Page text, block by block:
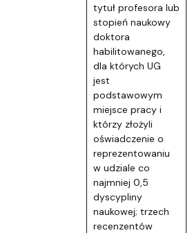
tytuł profesora lub
stopień naukowy
doktora
habilitowanego,
dla których UG
jest
podstawowym
miejsce pracy i
którzy złożyli
oświadczenie o
reprezentowaniu
w udziale co
najmniej 0,5
dyscypliny
naukowej; trzech
recenzentów